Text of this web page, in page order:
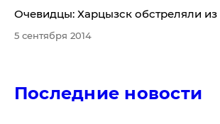
​Очевидцы: Харцызск обстреляли из
5 сентября 2014
Последние новости